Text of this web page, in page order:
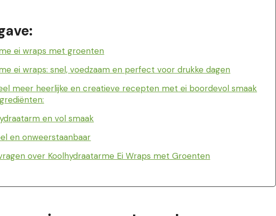
ei wraps met groenten
ei wraps: snel, voedzaam en perfect voor drukke dagen
meer heerlijke en creatieve recepten met ei boordevol smaak
en vol smaak
en onweerstaanbaar
over Koolhydraatarme Ei Wraps met Groenten